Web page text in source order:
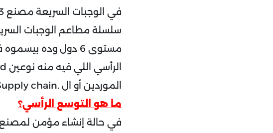
الموردين أو ال .Supply chain
ما هو التوسع الرأسي؟